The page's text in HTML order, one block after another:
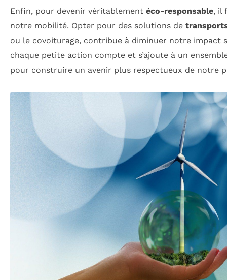
Enfin, pour devenir véritablement éco-responsable, il
notre mobilité. Opter pour des solutions de
ou le covoiturage, contribue à diminuer notre impact
chaque petite action compte et s’ajoute à un
pour construire un avenir plus respectueux de notre